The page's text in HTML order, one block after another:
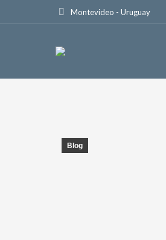
Montevideo - Uruguay
Blog